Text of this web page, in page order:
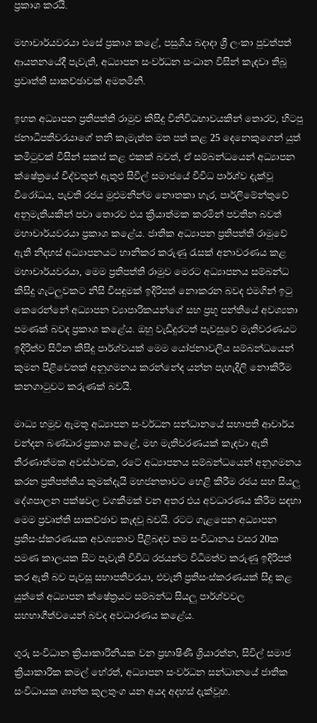
ප්‍රකාශ කරයි.
මහාචාර්යවරයා එසේ ප්‍රකාශ කළේ, පසුගිය බදාදා ශ්‍රී ලංකා පුවත්පත්
ආයතනයේදී පැවැති, අධ්‍යාපන සංවර්ධන සංධාන විසින් කැඳවා තිබූ
ප්‍රවෘත්ති සාකච්ඡාවක් අමතමිනි.
ඉහත අධ්‍යාපන ප්‍රතිපත්ති රාමුව කිසිදු විනිවිධභාවයකින් තොරව, හිටපු
ජනාධිපතිවරයාගේ තනි කැමැත්ත මත පත් කළ 25 දෙනෙකුගෙන් යුත්
කමිටුවක් විසින් සකස් කළ එකක් බවත්, ඒ සම්බන්ධයෙන් අධ්‍යාපන
ක්ෂේත්‍රයේ විද්වතුන් ඇතුළු සිවිල් සමාජයේ විවිධ පාර්ශ්ව දැක්වූ
විරෝධය, පැවති රජය මුළුමනින්ම නොතකා හැර, පාර්ලිමේන්තුවේ
අනුමැතියකින් පවා තොරව එය ක්‍රියාත්මක කරමින් පවතින බවත්
මහාචාර්යවරයා ප්‍රකාශ කළේය. ජාතික අධ්‍යාපන ප්‍රතිපත්ති රාමුවේ
ඇති නිදහස් අධ්‍යාපනයට හානිකර කරුණු රැසක් අනාවරණය කළ
මහාචාර්යවරයා, මෙම ප්‍රතිපත්ති රාමුව මෙරට අධ්‍යාපනය සම්බන්ධ
කිසිදු ගැටලුවකට නිසි විසඳුමක් ඉදිරිපත් නොකරන බවද එමගින් ඉටු
කෙරෙන්නේ අධ්‍යාපන ව්‍යාපාරිකයන්ගේ සහ ප්‍රභූ පන්තියේ අවශ්‍යතා
පමණක් බවද ප්‍රකාශ කළේය. ඔහු වැඩිදුරටත් පැවසුවේ මැතිවරණයට
ඉදිරිත්ව සිටින කිසිදු පාර්ශ්වයක් මෙම යෝජනාවලිය සම්බන්ධයෙන්
කුමන පිළිවෙතක් අනුගමනය කරන්නේද යන්න පැහැදිලි නොකිරීම
කනගාටුවට කරුණක් බවයි.
මාධ්‍ය හමුව ඇමතූ අධ්‍යාපන සංවර්ධන සන්ධානයේ සභාපති ආචාර්ය
චන්දන බණ්ඩාර ප්‍රකාශ කළේ, මහ මැතිවරණයක් කැඳවා ඇති
තීරණාත්මක අවස්ථාවක, රටේ අධ්‍යාපනය සම්බන්ධයෙන් අනුගමනය
කරන ප්‍රතිපත්තිය කුමක්දැයි මහජනතාවට හෙළි කිරීම රජය සහ සියලු
දේශපාලන පක්ෂවල වගකීමක් වන අතර එය අවධාරණය කිරීම සඳහා
මෙම ප්‍රවෘත්ති සාකච්ඡාව කැඳවූ බවයි. රටට ගැළපෙන අධ්‍යාපන
ප්‍රතිසංස්කරණයක අවශ්‍යතාව පිළිබඳව තම සංවිධානය වසර 20ක
පමණ කාලයක සිට පැවැති විවිධ රජයන්ට විධිමත්ව කරුණු ඉදිරිපත්
කර ඇති බව පැවසූ සභාපතිවරයා, එවැනි ප්‍රතිසංස්කරණයක් සිදු කළ
යුත්තේ අධ්‍යාපන ක්ෂේත්‍රයට සම්බන්ධ සියලු පාර්ශ්වවල
සහභාගීත්වයෙන් බවද අවධාරණය කළේය.
ගුරු සංවිධාන ක්‍රියාකාරිනියක වන ප්‍රභාෂිණී ශ්‍රියාරත්න, සිවිල් සමාජ
ක්‍රියාකාරික කමල් හේරත්, අධ්‍යාපන සංවර්ධන සන්ධානයේ ජාතික
සංවිධායක ශාන්ත කුලතුංග යන අයද අදහස් දැක්වූහ.